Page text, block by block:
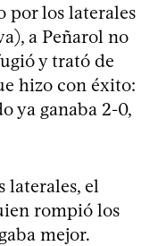
por los laterales
a Peñarol no
y trató de
hizo con éxito:
ya ganaba 2-0,
laterales, el
rompió los
mejor.